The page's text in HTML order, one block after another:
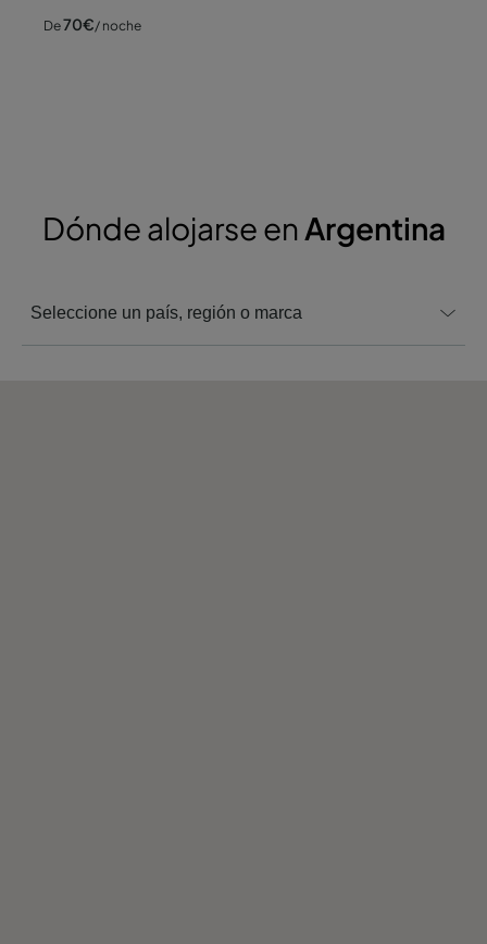
De70€/ noche
Dónde alojarse en Argentina
Seleccione un país, región o marca